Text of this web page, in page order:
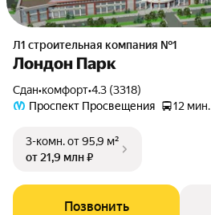
Л1 cтроительная компания №1
Лондон Парк
Сдан•комфорт•4.3 (3318)
Проспект Просвещения
12 мин.
3-комн.от 95,9 м²
от 21,9 млн ₽
Позвонить